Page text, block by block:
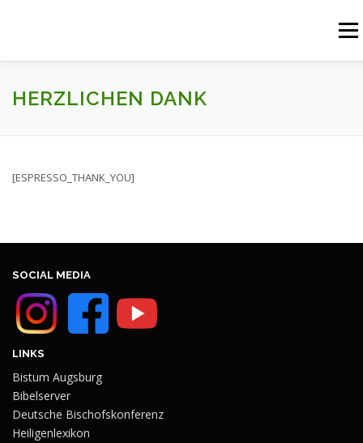
Menü
START AKTUELLES UNSERE ANGEBOTE
HERZLICHEN DANK
[ESPRESSO_THANK_YOU]
SOCIAL MEDIA
LINKS
Bistum Augsburg
Bibelserver
Deutsche Bischofskonferenz
Heiligenlexikon